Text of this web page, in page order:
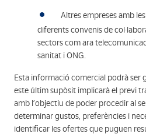
Altres empreses amb
diferents convenis de
sectors com ara
sanitat i ONG.
Esta informació comercial podrà ser
este últim supòsit implicarà el previ
amb l’objectiu de poder procedir al
determinar gustos, preferències i
identificar les ofertes que puguen